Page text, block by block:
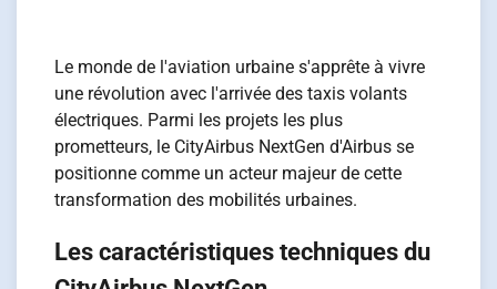
Le monde de l'aviation urbaine s'apprête à vivre
une révolution avec l'arrivée des taxis volants
électriques. Parmi les projets les plus
prometteurs, le CityAirbus NextGen d'Airbus se
positionne comme un acteur majeur de cette
transformation des mobilités urbaines.
Les caractéristiques techniques du